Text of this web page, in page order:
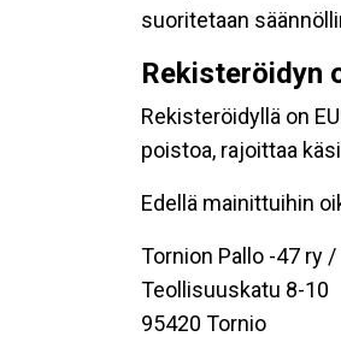
suoritetaan
Rekisteröidyn
Rekisteröidyllä on
poistoa, rajoittaa
Edellä mainittuihin
Tornion Pallo -47 ry
Teollisuuskatu 8-10
95420 Tornio